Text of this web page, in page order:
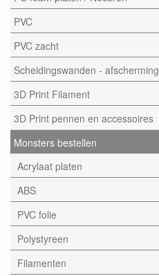
PVC
PVC zacht
Scheidingswanden - afscherming
3D Print Filament
3D Print pennen en accessoires
Monsters bestellen
Acrylaat platen
ABS
PVC folie
Polystyreen
Filamenten